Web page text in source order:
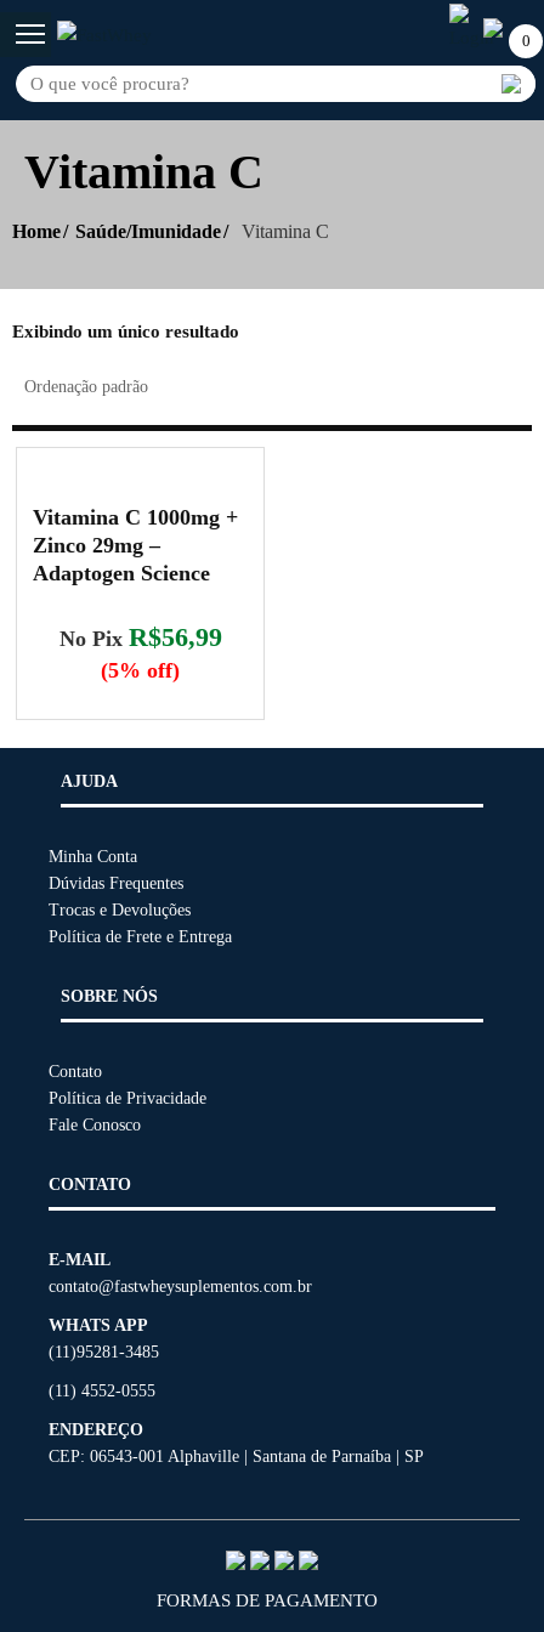
0
Vitamina C
Home Saúde/Imunidade Vitamina C
Exibindo um único resultado
No Pix R$56,99
(5% off)
Vitamina C 1000mg +
Zinco 29mg –
Adaptogen Science
AJUDA
Minha Conta
Dúvidas Frequentes
Trocas e Devoluções
Política de Frete e Entrega
SOBRE NÓS
Contato
Política de Privacidade
Fale Conosco
CONTATO
E-MAIL
contato@fastwheysuplementos.com.br
WHATS APP
(11)95281-3485
(11) 4552-0555
ENDEREÇO
CEP: 06543-001 Alphaville | Santana de Parnaíba | SP
FORMAS DE PAGAMENTO